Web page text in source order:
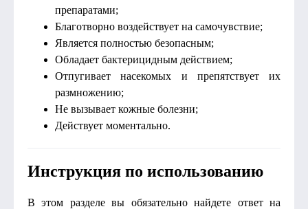
препаратами;
Благотворно воздействует на самочувствие;
Является полностью безопасным;
Обладает бактерицидным действием;
Отпугивает насекомых и препятствует их
размножению;
Не вызывает кожные болезни;
Действует моментально.
Инструкция по использованию
В этом разделе вы обязательно найдете ответ на